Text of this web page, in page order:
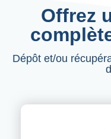
Offrez
Dépôt et/ou